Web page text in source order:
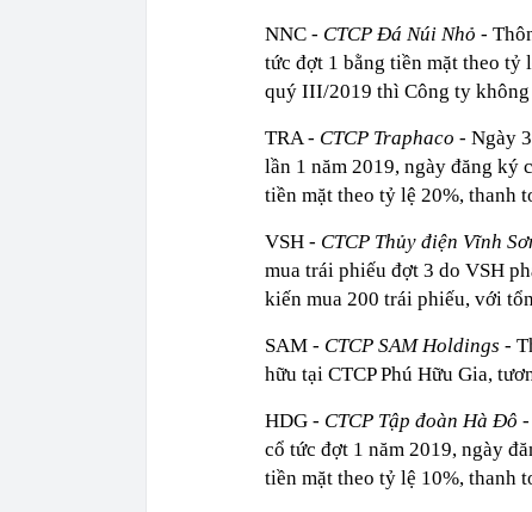
NNC - CTCP Đá Núi Nhỏ -
tức đợt 1 bằng tiền mặt theo tỷ
quý III/2019 thì Công ty không
TRA- CTCP Traphaco - Ngày
lần 1 năm 2019, ngày đăng ký
tiền mặt theo tỷ lệ 20%, thanh
VSH - CTCP Thủy điện Vĩnh
mua trái phiếu đợt 3 do VSH
kiến mua 200 trái phiếu, với
SAM - CTCP SAM Holdings -
hữu tại CTCP Phú Hữu Gia,
HDG - CTCP Tập đoàn Hà Đô
cổ tức đợt 1 năm 2019, ngày
tiền mặt theo tỷ lệ 10%, thanh